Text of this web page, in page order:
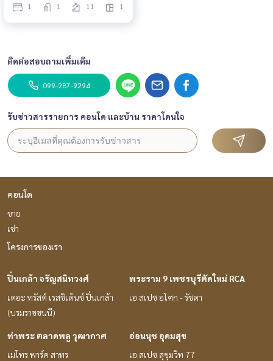
1 1 11 1
ติดต่อสอบถามเพิ่มเติม
099-287-9294
รับข่าวสารรายการ คอนโด และบ้าน ราคาโดนใจ
คอนโด
ขาย
เช่า
โครงการของเรา
ปิ่นเกล้า จรัญสนิทวงศ์
เดอะ ทรัสต์ เรสซิเด้นซ์ ปิ่นเกล้า
(บรมราชชนนี)
พระราม 9 เพชรบุรีตัดใหม่ RCA
เอ สเปซ อโศก - รัชดา
ท่าพระ ตลาดพลู วุฒากาศ
เมโทร พาร์ค สาทร
อ่อนนุช อุดมสุข
เอ สเปซ สุขุมวิท 77